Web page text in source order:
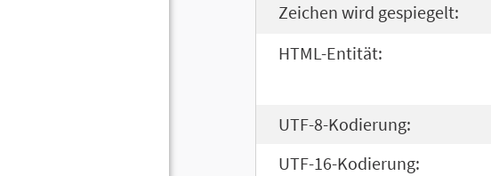
Zeichen wird gespiegelt:
HTML-Entität:
UTF-8-Kodierung:
UTF-16-Kodierung: